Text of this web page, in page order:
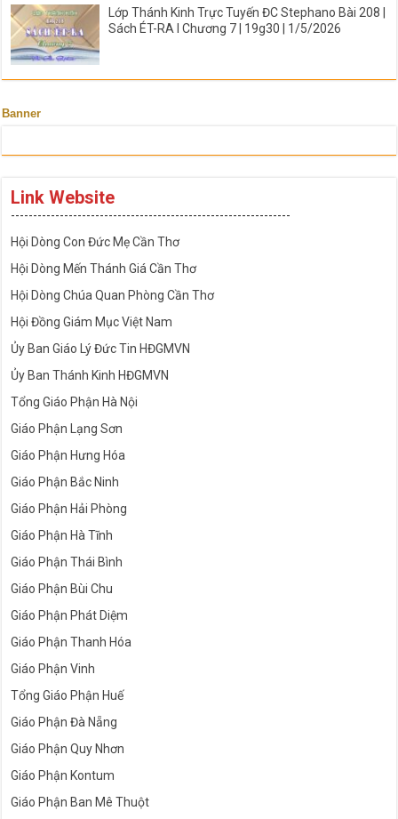
Lớp Thánh Kinh Trực Tuyến ĐC Stephano Bài 208 |
Sách ÉT-RA I Chương 7 | 19g30 | 1/5/2026
Banner
Link Website
---------------------------------------------------------------
Hội Dòng Con Đức Mẹ Cần Thơ
Hội Dòng Mến Thánh Giá Cần Thơ
Hội Dòng Chúa Quan Phòng Cần Thơ
Hội Đồng Giám Mục Việt Nam
Ủy Ban Giáo Lý Đức Tin HĐGMVN
Ủy Ban Thánh Kinh HĐGMVN
Tổng Giáo Phận Hà Nội
Giáo Phận Lạng Sơn
Giáo Phận Hưng Hóa
Giáo Phận Bắc Ninh
Giáo Phận Hải Phòng
Giáo Phận Hà Tĩnh
Giáo Phận Thái Bình
Giáo Phận Bùi Chu
Giáo Phận Phát Diệm
Giáo Phận Thanh Hóa
Giáo Phận Vinh
Tổng Giáo Phận Huế
Giáo Phận Đà Nẵng
Giáo Phận Quy Nhơn
Giáo Phận Kontum
Giáo Phận Ban Mê Thuột